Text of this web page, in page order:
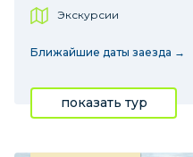
Экскурсии
Ближайшие даты заезда →
показать тур